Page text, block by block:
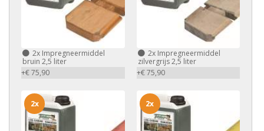
2x Impregneermiddel
bruin 2,5 liter
+€ 75,90
2xImpregneermiddel
zilvergrijs 2,5 liter
+€ 75,90
2x 2x